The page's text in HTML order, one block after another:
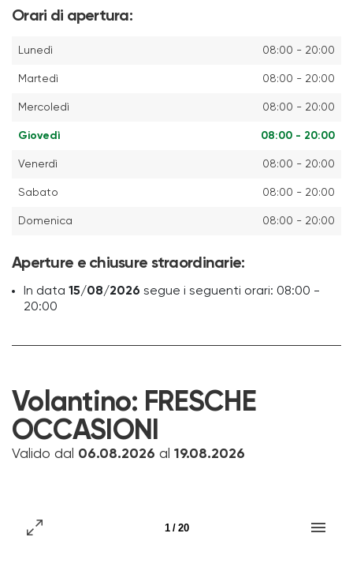
Orari di apertura:
Lunedì 08:00 - 20:00
Martedì 08:00 - 20:00
Mercoledì 08:00 - 20:00
Giovedì 08:00 - 20:00
Venerdì 08:00 - 20:00
Sabato 08:00 - 20:00
Domenica 08:00 - 20:00
Aperture e chiusure straordinarie:
In data 15/08/2026 segue i seguenti orari: 08:00 -
20:00
Volantino: FRESCHE
OCCASIONI
Valido dal 06.08.2026 al 19.08.2026